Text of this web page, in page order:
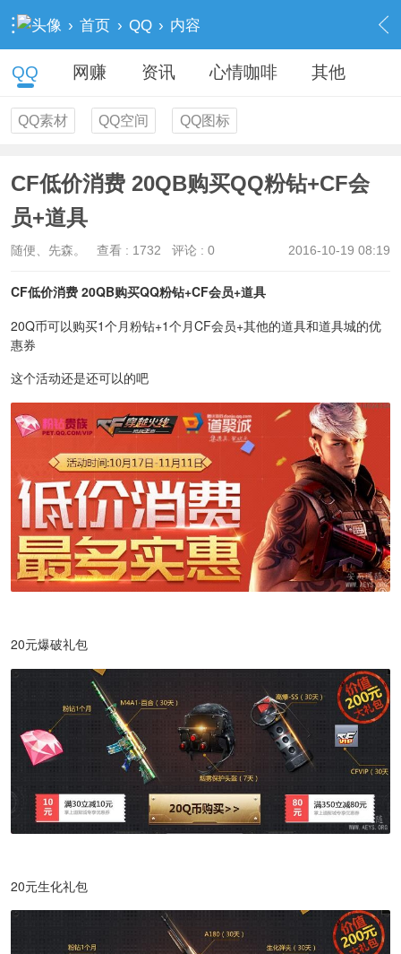
› 首页 › QQ › 内容
QQ 网赚 资讯 心情咖啡 其他
QQ素材 QQ空间 QQ图标
CF低价消费 20QB购买QQ粉钻+CF会
员+道具
2016-10-19 08:19
随便、先森。 查看 : 1732 评论 : 0
CF低价消费 20QB购买QQ粉钻+CF会员+道具
20Q币可以购买1个月粉钻+1个月CF会员+其他的道具和道具城的优
惠券
这个活动还是还可以的吧
20元爆破礼包
20元生化礼包